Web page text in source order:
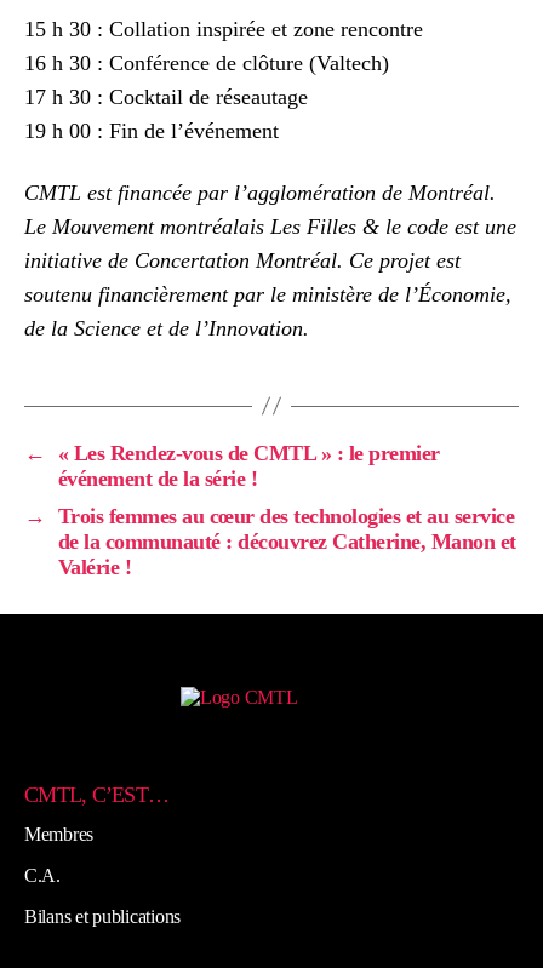
15 h 30 : Collation inspirée et zone rencontre
16 h 30 : Conférence de clôture (Valtech)
17 h 30 : Cocktail de réseautage
19 h 00 : Fin de l’événement
CMTL est financée par l’agglomération de Montréal.
Le Mouvement montréalais Les Filles & le code est une
initiative de Concertation Montréal. Ce projet est
soutenu financièrement par le ministère de l’Économie,
de la Science et de l’Innovation.
←
« Les Rendez-vous de CMTL » : le premier
événement de la série !
→
Trois femmes au cœur des technologies et au service
de la communauté : découvrez Catherine, Manon et
Valérie !
CMTL, C’EST…
Membres
C.A.
Bilans et publications